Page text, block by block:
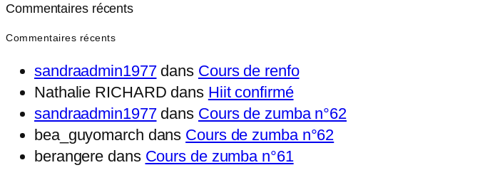
Commentaires récents
Commentaires récents
sandraadmin1977dans Cours de renfo
Nathalie RICHARD dans Hiit confirmé
sandraadmin1977dans Cours de zumba n°62
bea_guyomarch dans Cours de zumba n°62
berangere dans Cours de zumba n°61